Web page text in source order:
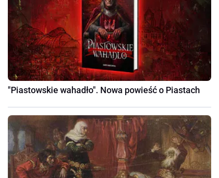
"Piastowskie wahadło". Nowa powieść o Piastach